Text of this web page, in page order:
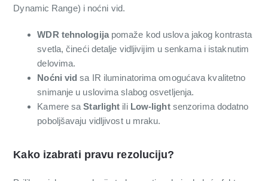
Dynamic Range) i noćni vid.
WDR tehnologijapomaže kod uslova jakog kontrasta
svetla, čineći detalje vidljivijim u senkama i istaknutim
delovima.
Noćni vid sa IR iluminatorima omogućava kvalitetno
snimanje u uslovima slabog osvetljenja.
Kamere saStarlight ili Low-lightsenzorima dodatno
poboljšavaju vidljivost u mraku.
Kako izabrati pravu rezoluciju?